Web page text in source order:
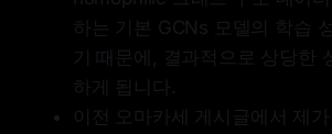
하는 기본 GCNs 모델의 학습
기 때문에, 결과적으로 상당한
하게 됩니다.
이전 오마카세 게시글에서 제